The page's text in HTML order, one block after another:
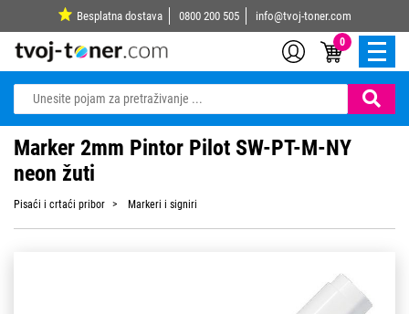
Besplatna dostava 0800 200 505 info@tvoj-toner.com
0
Marker 2mm Pintor Pilot SW-PT-M-NY
neon žuti
Pisaći i crtaći pribor Markeri i signiri